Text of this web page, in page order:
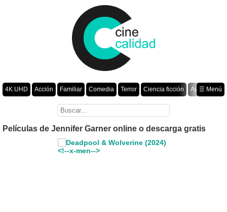
4K UHD Acción Familiar Comedia Terror Ciencia ficción
Aventura
Romance Fantasía Drama Animación Crimen
☰ Menú
Películas de Jennifer Garner online o descarga gratis